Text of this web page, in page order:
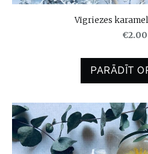
Vīgriezes
€2.00
PARĀDĪT